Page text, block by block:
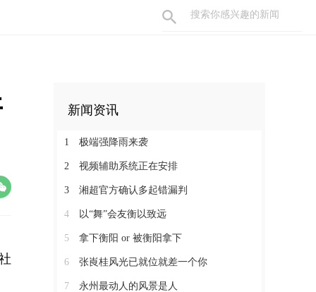
新闻资讯
1 极端强降雨来袭
2 视频辅助系统正在安排
3 湘超官方确认多起错漏判
4 以“舞”会友衡以致远
5 拿下衡阳 or 被衡阳拿下
6 张崀桂风光已就位就差一个你
7 永州最动人的风景是人